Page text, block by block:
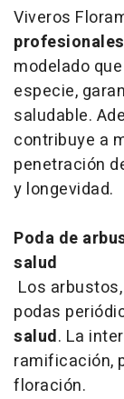
Viveros
modelado
especie,
saludable.
contribuye a
penetración
y longevidad.
Poda de
salud
Los
podas
salud. La
ramificación,
floración.